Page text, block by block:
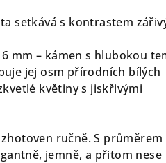
setkává s kontrastem
mm – kámen s hlubokou
jej osm přírodních bílých
květiny s jiskřivými
ručně. S průměrem
jemně, a přitom nese